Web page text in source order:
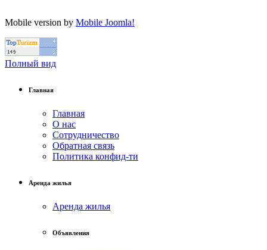
Mobile version by Mobile Joomla!
Полный вид
Главная
Главная
О нас
Сотрудничество
Обратная связь
Политика конфид-ти
Аренда жилья
Аренда жилья
Объявления